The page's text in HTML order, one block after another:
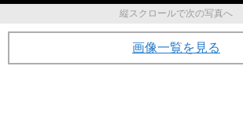
縦スクロールで次の写真へ
画像一覧を見る